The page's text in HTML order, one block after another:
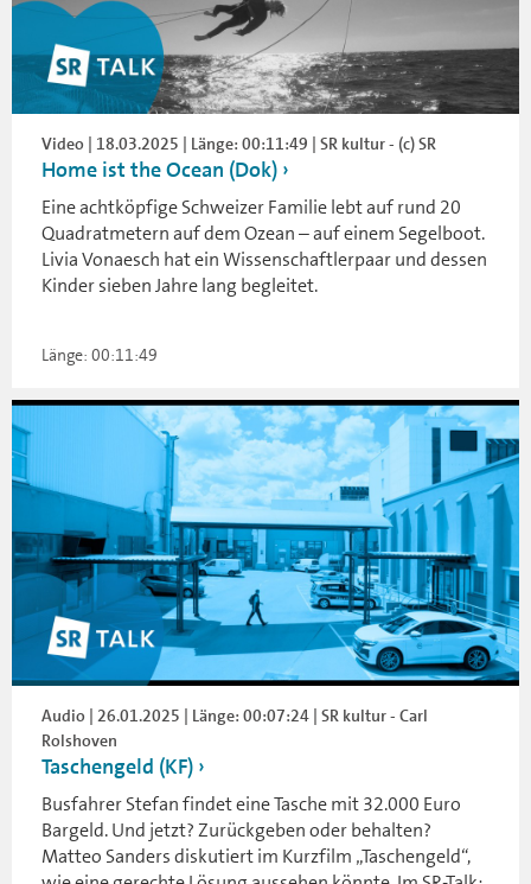
Video | 18.03.2025 | Länge: 00:11:49 | SR kultur - (c) SR
Home ist the Ocean (Dok)
Eine achtköpfige Schweizer Familie lebt auf rund 20
Quadratmetern auf dem Ozean – auf einem Segelboot.
Livia Vonaesch hat ein Wissenschaftlerpaar und dessen
Kinder sieben Jahre lang begleitet.
Länge: 00:11:49
Audio | 26.01.2025 | Länge: 00:07:24 | SR kultur - Carl
Rolshoven
Taschengeld (KF)
Busfahrer Stefan findet eine Tasche mit 32.000 Euro
Bargeld. Und jetzt? Zurückgeben oder behalten?
Matteo Sanders diskutiert im Kurzfilm „Taschengeld“,